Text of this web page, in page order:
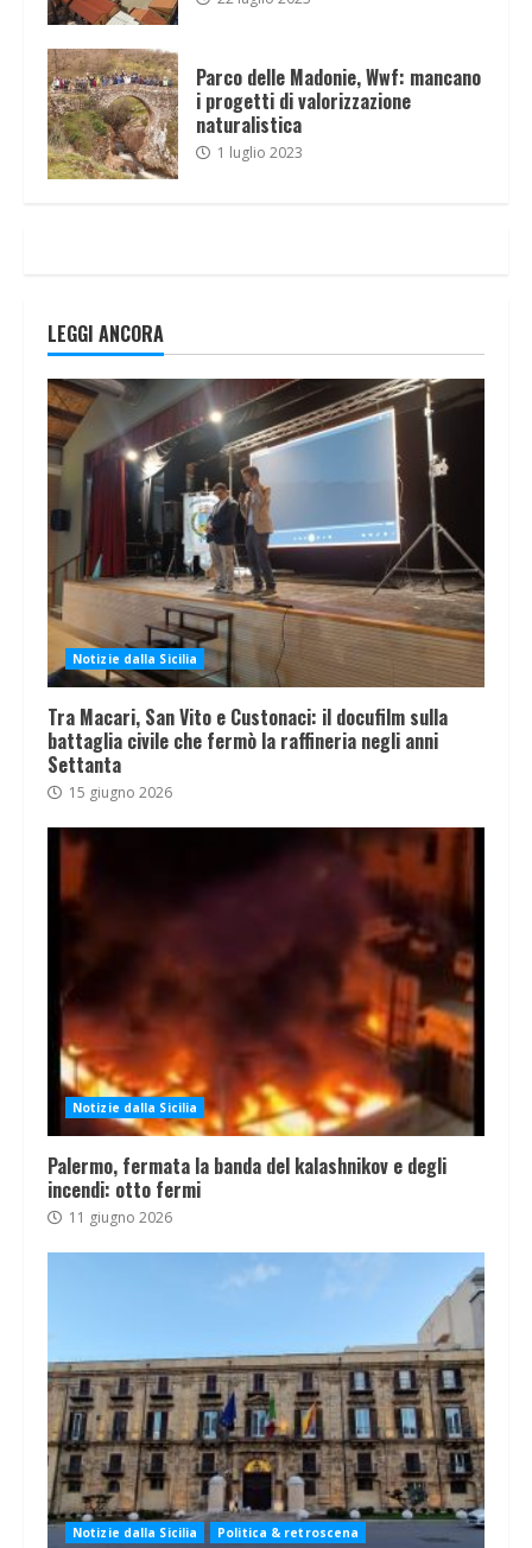
Parco delle Madonie, Wwf: mancano
i progetti di valorizzazione
naturalistica
1 luglio 2023
LEGGI ANCORA
Notizie dalla Sicilia
Tra Macari, San Vito e Custonaci: il docufilm sulla
battaglia civile che fermò la raffineria negli anni
Settanta
15 giugno 2026
Notizie dalla Sicilia
Palermo, fermata la banda del kalashnikov e degli
incendi: otto fermi
11 giugno 2026
Notizie dalla Sicilia Politica & retroscena